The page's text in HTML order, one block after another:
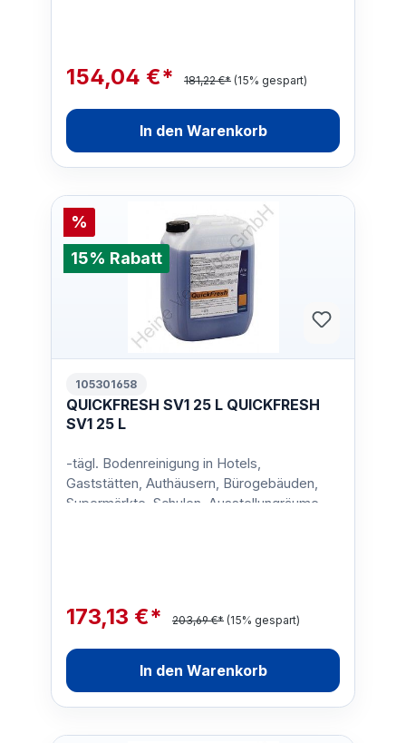
154,04 €* 181,22 €* (15% gespart)
In den Warenkorb
%
15% Rabatt
105301658
QUICKFRESH SV1 25 L QUICKFRESH
SV1 25 L
-tägl. Bodenreinigung in Hotels,
Gaststätten, Authäusern, Bürogebäuden,
Supermärkte, Schulen, Ausstellungräume,
173,13 €* 203,69 €* (15% gespart)
In den Warenkorb